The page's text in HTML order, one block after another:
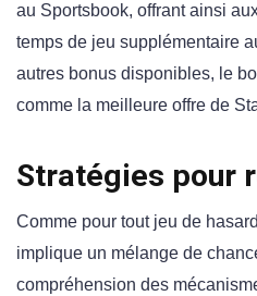
au Sportsbook, offrant ainsi
temps de jeu supplémentaire
autres bonus disponibles, le
comme la meilleure offre de
Stratégies pour
Comme pour tout jeu de
implique un mélange de
compréhension des